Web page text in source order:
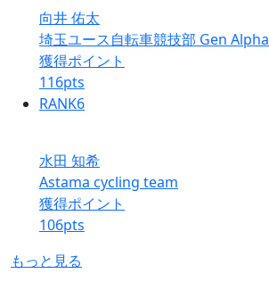
向井 佑太
埼玉ユース自転車競技部 Gen Alpha
獲得ポイント
116pts
RANK6
水田 知希
Astama cycling team
獲得ポイント
106pts
もっと見る